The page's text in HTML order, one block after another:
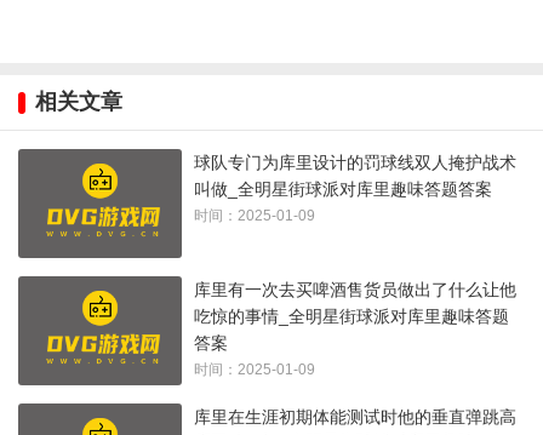
相关文章
球队专门为库里设计的罚球线双人掩护战术
叫做_全明星街球派对库里趣味答题答案
时间：2025-01-09
库里有一次去买啤酒售货员做出了什么让他
吃惊的事情_全明星街球派对库里趣味答题
答案
时间：2025-01-09
库里在生涯初期体能测试时他的垂直弹跳高